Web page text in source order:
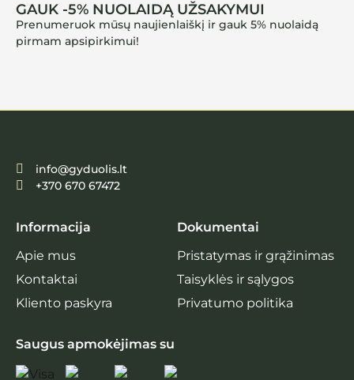
GAUK -5% NUOLAIDĄ UŽSAKYMUI
Prenumeruok mūsų naujienlaiškį ir gauk 5% nuolaidą
pirmam apsipirkimui!
info@gyduolis.lt
+370 670 67472
Informacija
Apie mus
Kontaktai
Kliento paskyra
Dokumentai
Pristatymas ir grąžinimas
Taisyklės ir sąlygos
Privatumo politika
Saugus apmokėjimas su